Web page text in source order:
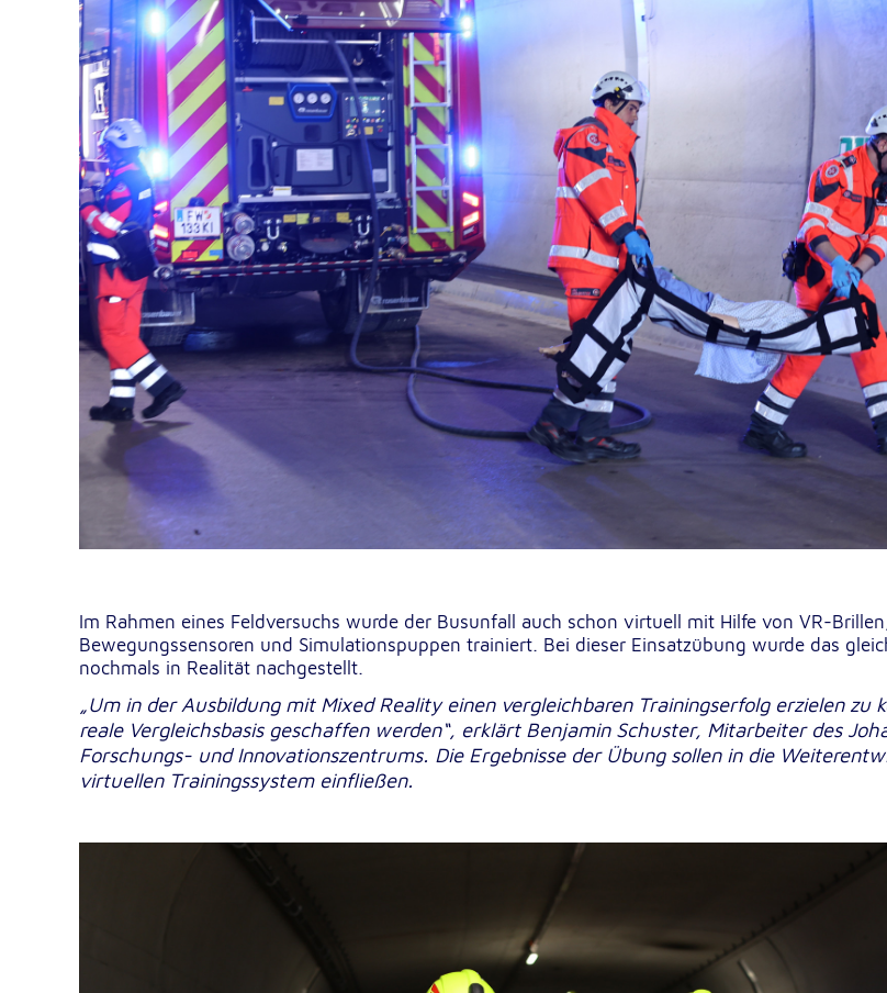
Im Rahmen eines Feldversuchs wurde der Busunfall auch schon virtuell mit Hilfe von VR-
Bewegungssensoren und Simulationspuppen trainiert. Bei dieser Einsatzübung wurde das
nochmals in Realität nachgestellt.
„Um in der Ausbildung mit Mixed Reality einen vergleichbaren Trainingserfolg erzielen zu
reale Vergleichsbasis geschaffen werden“, erklärt Benjamin Schuster, Mitarbeiter des
Forschungs- und Innovationszentrums. Die Ergebnisse der Übung sollen in die
virtuellen Trainingssystem einfließen.